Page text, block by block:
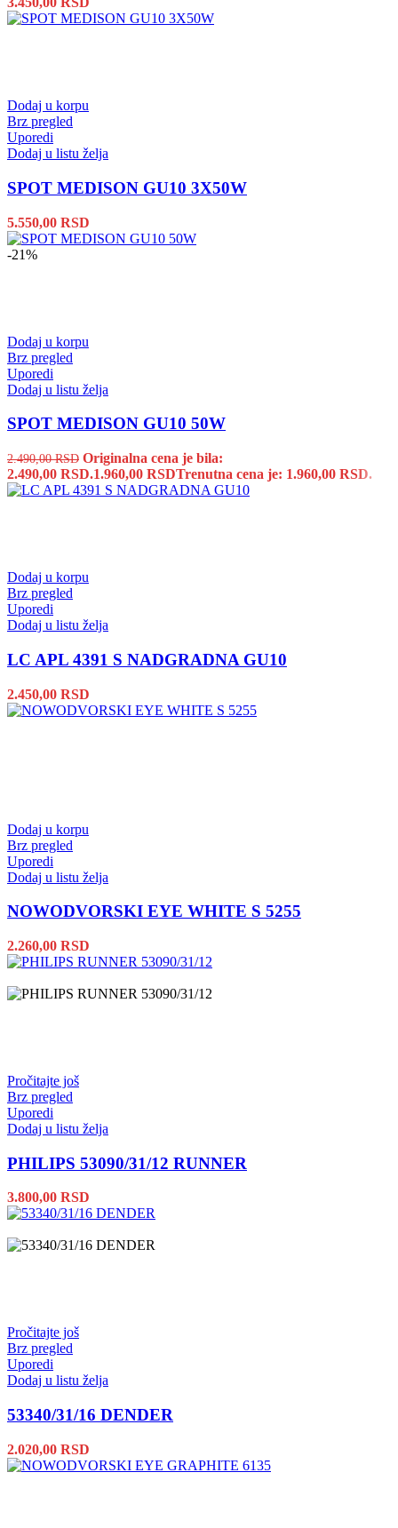
Dodaj u korpu
Brz pregled
Uporedi
Dodaj u listu želja
SPOT MEDISON GU10 3X50W
5.550,00 RSD
-21%
Dodaj u korpu
Brz pregled
Uporedi
Dodaj u listu želja
SPOT MEDISON GU10 50W
2.490,00RSD Originalna cena je bila:
2.490,00 RSD.1.960,00 RSDTrenutna cena je: 1.960,00 RSD.
Dodaj u korpu
Brz pregled
Uporedi
Dodaj u listu želja
LC APL 4391 S NADGRADNA GU10
2.450,00 RSD
Dodaj u korpu
Brz pregled
Uporedi
Dodaj u listu želja
NOWODVORSKI EYE WHITE S 5255
2.260,00 RSD
Pročitajte još
Brz pregled
Uporedi
Dodaj u listu želja
PHILIPS 53090/31/12 RUNNER
3.800,00 RSD
Pročitajte još
Brz pregled
Uporedi
Dodaj u listu želja
53340/31/16 DENDER
2.020,00 RSD